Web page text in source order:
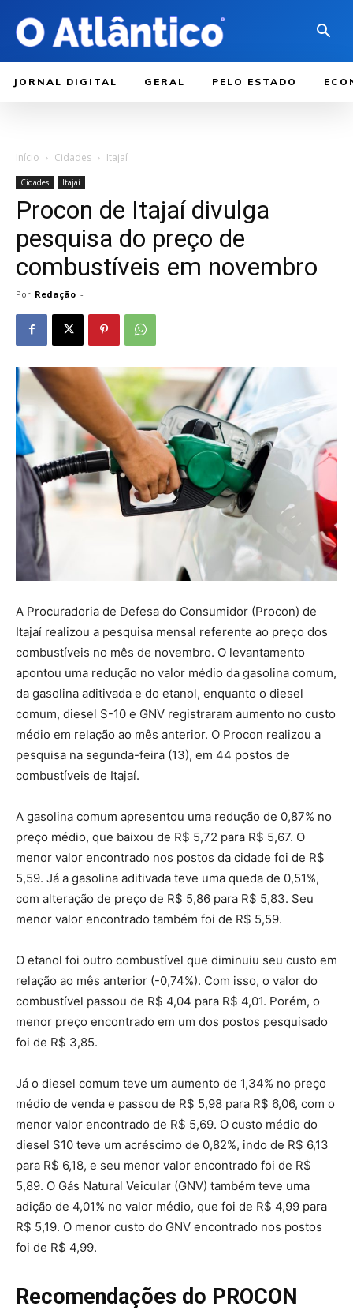
JORNAL DIGITAL GERAL PELO ESTADO
Início Cidades Itajaí
Cidades Itajaí
Procon de Itajaí divulga
pesquisa do preço de
combustíveis em novembro
Por Redação -
A Procuradoria de Defesa do Consumidor (Procon) de
Itajaí realizou a pesquisa mensal referente ao preço dos
combustíveis no mês de novembro. O levantamento
apontou uma redução no valor médio da gasolina comum,
da gasolina aditivada e do etanol, enquanto o diesel
comum, diesel S-10 e GNV registraram aumento no custo
médio em relação ao mês anterior. O Procon realizou a
pesquisa na segunda-feira (13), em 44 postos de
combustíveis de Itajaí.
A gasolina comum apresentou uma redução de 0,87% no
preço médio, que baixou de R$ 5,72 para R$ 5,67. O
menor valor encontrado nos postos da cidade foi de R$
5,59. Já a gasolina aditivada teve uma queda de 0,51%,
com alteração de preço de R$ 5,86 para R$ 5,83. Seu
menor valor encontrado também foi de R$ 5,59.
O etanol foi outro combustível que diminuiu seu custo em
relação ao mês anterior (-0,74%). Com isso, o valor do
combustível passou de R$ 4,04 para R$ 4,01. Porém, o
menor preço encontrado em um dos postos pesquisado
foi de R$ 3,85.
Já o diesel comum teve um aumento de 1,34% no preço
médio de venda e passou de R$ 5,98 para R$ 6,06, com o
menor valor encontrado de R$ 5,69. O custo médio do
diesel S10 teve um acréscimo de 0,82%, indo de R$ 6,13
para R$ 6,18, e seu menor valor encontrado foi de R$
5,89. O Gás Natural Veicular (GNV) também teve uma
adição de 4,01% no valor médio, que foi de R$ 4,99 para
R$ 5,19. O menor custo do GNV encontrado nos postos
foi de R$ 4,99.
Recomendações do PROCON